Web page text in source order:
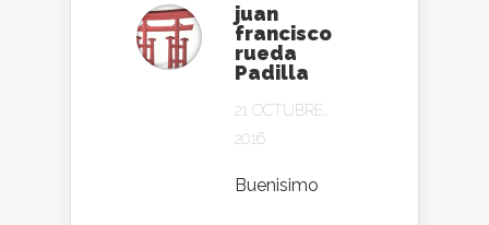
juan
francisco
rueda
Padilla
21 OCTUBRE,
2016
Buenisimo